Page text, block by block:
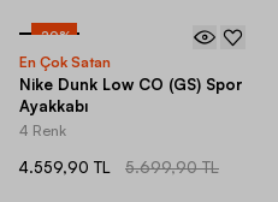
-20%
En Çok Satan
Nike Dunk Low CO (GS) Spor
Ayakkabı
4 Renk
4.559,90 TL 5.699,90 TL